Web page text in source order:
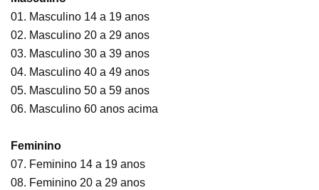
01. Masculino 14 a 19 anos
02. Masculino 20 a 29 anos
03. Masculino 30 a 39 anos
04. Masculino 40 a 49 anos
05. Masculino 50 a 59 anos
06. Masculino 60 anos acima
Feminino
07. Feminino 14 a 19 anos
08. Feminino 20 a 29 anos